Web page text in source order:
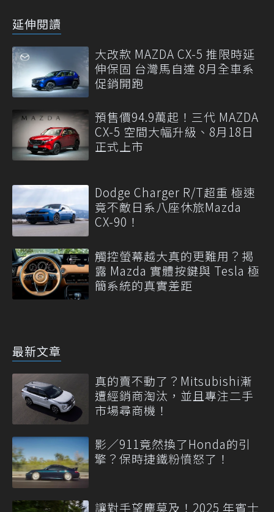
延伸閱讀
大改款 MAZDA CX-5 推限時延
伸保固 台灣馬自達 8月全車系
促銷開跑
預售價94.9萬起！三代 MAZDA
CX-5 空間大幅升級、8月18日
正式上市
Dodge Charger R/T超重 極速
竟不敵日系八座休旅Mazda
CX-90！
觸控螢幕越大真的更難用？揭
露 Mazda 實體按鍵與 Tesla 極
簡系統的真實差距
最新文章
真的賣不動了？Mitsubishi漸
遭經銷商淘汰，並且專注二手
市場尋商機！
影／911竟然換了Honda的引
擎？保時捷鐵粉憤怒了！
讓對手望塵莫及！2025 年賓士